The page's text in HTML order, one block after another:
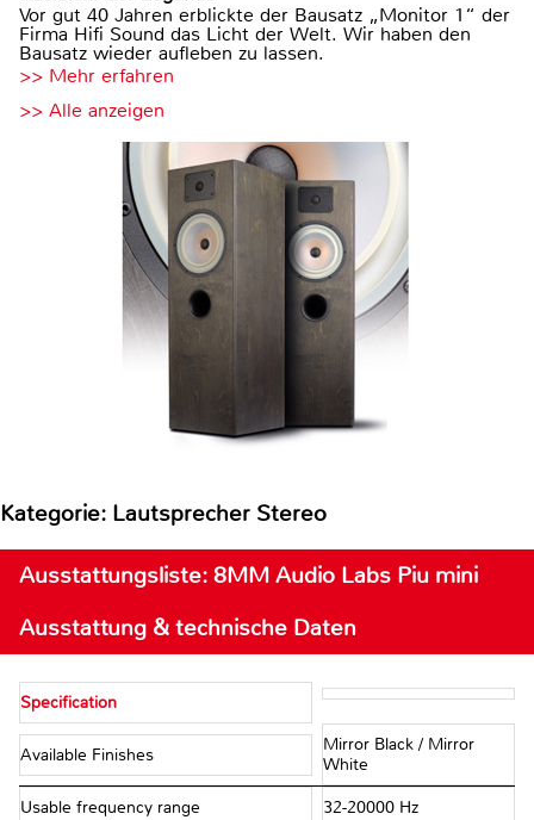
Vor gut 40 Jahren erblickte der Bausatz „Monitor 1“ der
Firma Hifi Sound das Licht der Welt. Wir haben den
Bausatz wieder aufleben zu lassen.
>> Mehr erfahren
>> Alle anzeigen
Kategorie: Lautsprecher Stereo
Ausstattungsliste: 8MM Audio Labs Piu mini
Ausstattung & technische Daten
Specification
Available Finishes
Mirror Black / Mirror
White
Usable frequency range 32-20000 Hz